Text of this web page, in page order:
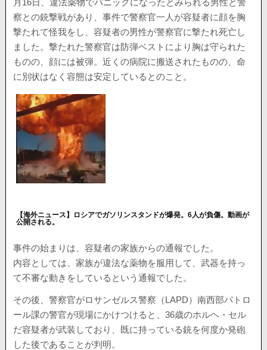
察との銃撃戦があり、事件で警察官一人が容疑者に顔を胸
撃たれて怪我をし、容疑者の男性が警察官に撃たれ死亡し
ました。撃たれた警察官は防弾ベストにより胸は守られた
ものの、顔には被弾。近くの病院に搬送されたものの、命
に別状はなく容態は安定しているとのこと。
【海外ニュース】ロシアでガソリンスタンドが爆発。6人が負傷。動画が
公開される。
事件の始まりは、容疑者の家族からの通報でした。
内容としては、家族が違法な薬物を服用して、武器を持っ
て不審な動きをしているという通報でした。
その後、警察官がロサンゼルス警察（LAPD）南西部パトロ
ール課の警官が現場にかけつけると、36歳のホルヘ・セル
だ容疑者が武装しており、既に持っている銃を何度か発砲
した後であることが判明。